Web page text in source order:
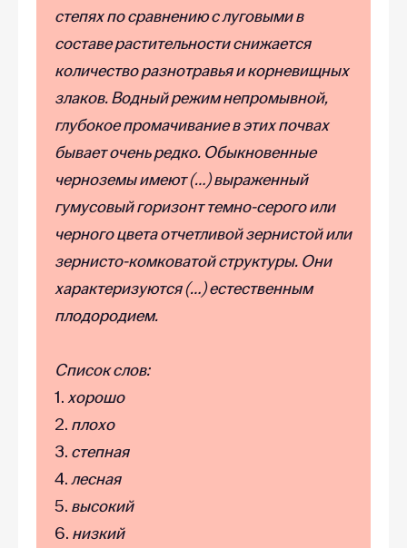
степях по сравнению с луговыми в
составе растительности снижается
количество разнотравья и корневищных
злаков. Водный режим непромывной,
глубокое промачивание в этих почвах
бывает очень редко. Обыкновенные
черноземы имеют (…) выраженный
гумусовый горизонт темно-серого или
черного цвета отчетливой зернистой или
зернисто-комковатой структуры. Они
характеризуются (…) естественным
плодородием.
Список слов:
1.хорошо
2. плохо
3. степная
4.лесная
5. высокий
6. низкий